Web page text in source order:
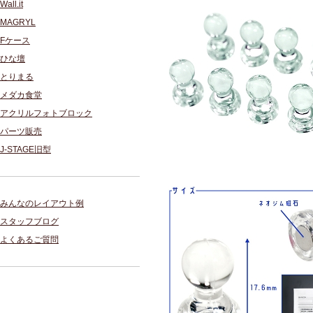
Wall.it
MAGRYL
Fケース
ひな壇
とりまる
メダカ食堂
アクリルフォトブロック
パーツ販売
J-STAGE旧型
みんなのレイアウト例
スタッフブログ
よくあるご質問